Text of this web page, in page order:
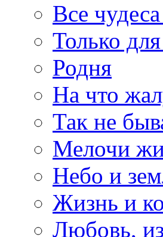
Все чудеса
Только
Родня
На что
Так не
Мелочи
Небо и
Жизнь и
Любовь,